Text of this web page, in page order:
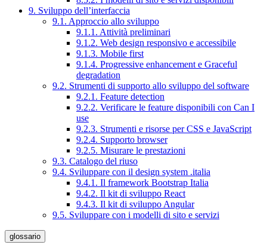
9. Sviluppo dell’interfaccia
9.1. Approccio allo sviluppo
9.1.1. Attività preliminari
9.1.2. Web design responsivo e accessibile
9.1.3. Mobile first
9.1.4. Progressive enhancement e Graceful
degradation
9.2. Strumenti di supporto allo sviluppo del software
9.2.1. Feature detection
9.2.2. Verificare le feature disponibili con Can I
use
9.2.3. Strumenti e risorse per CSS e JavaScript
9.2.4. Supporto browser
9.2.5. Misurare le prestazioni
9.3. Catalogo del riuso
9.4. Sviluppare con il design system .italia
9.4.1. Il framework Bootstrap Italia
9.4.2. Il kit di sviluppo React
9.4.3. Il kit di sviluppo Angular
9.5. Sviluppare con i modelli di sito e servizi
glossario